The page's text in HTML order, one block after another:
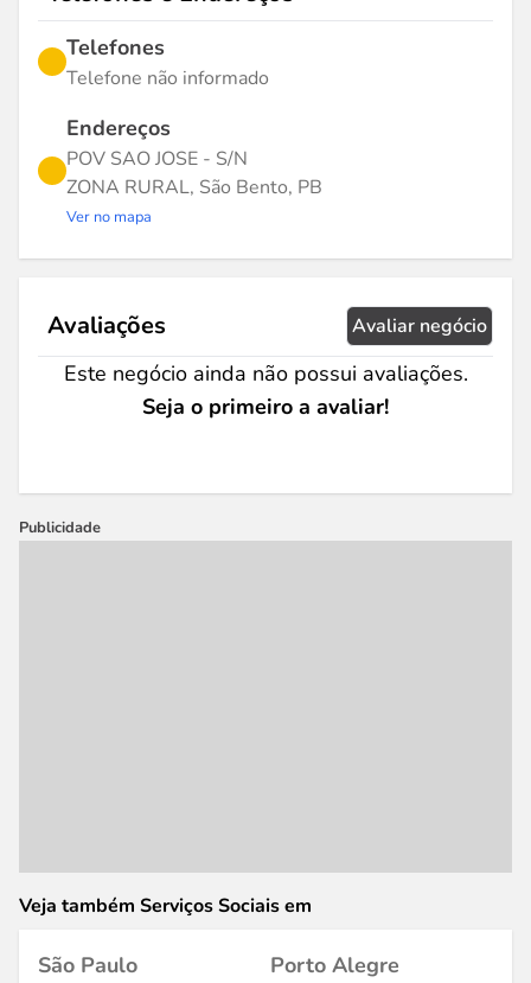
Telefones
Telefone não informado
Endereços
POV SAO JOSE - S/N
ZONA RURAL, São Bento, PB
Ver no mapa
Avaliações Avaliar negócio
Este negócio ainda não possui avaliações.
Seja o primeiro a avaliar!
Publicidade
Veja também Serviços Sociais em
São Paulo
Porto Alegre